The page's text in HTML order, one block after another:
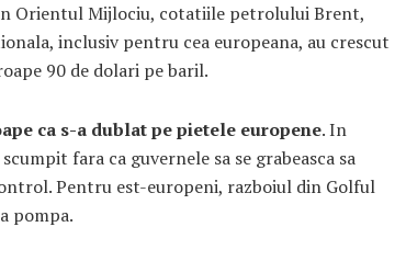
Orientul Mijlociu, cotatiile petrolului Brent,
inclusiv pentru cea europeana, au crescut
90 de dolari pe baril.
ca s-a dublat pe pietele europene. In
fara ca guvernele sa se grabeasca sa
Pentru est-europeni, razboiul din Golful
pompa.